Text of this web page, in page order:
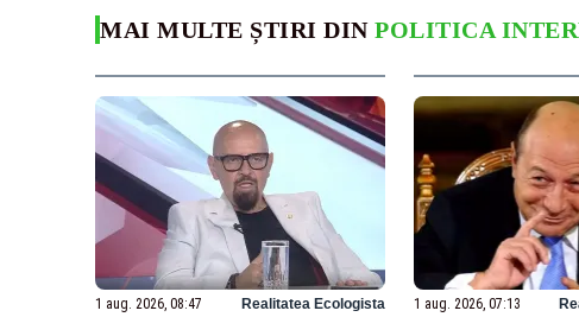
MAI MULTE ȘTIRI DIN POLITICA
1 aug. 2026, 08:47 Realitatea Ecologista 1 aug. 2026, 07:13